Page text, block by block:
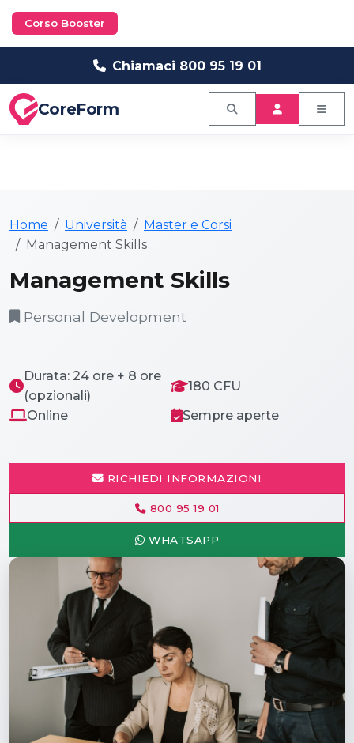
Chiamaci 800 95 19 01
CoreForm
Home Università
Master e Corsi
Management Skills
Corso Booster
Management Skills
Personal Development
Durata: 24 ore + 8 ore
(opzionali)
180 CFU
Online
Sempre aperte
RICHIEDI INFORMAZIONI
800 95 19 01
WHATSAPP